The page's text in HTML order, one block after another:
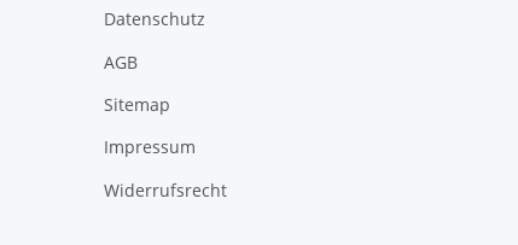
Datenschutz
AGB
Sitemap
Impressum
Widerrufsrecht